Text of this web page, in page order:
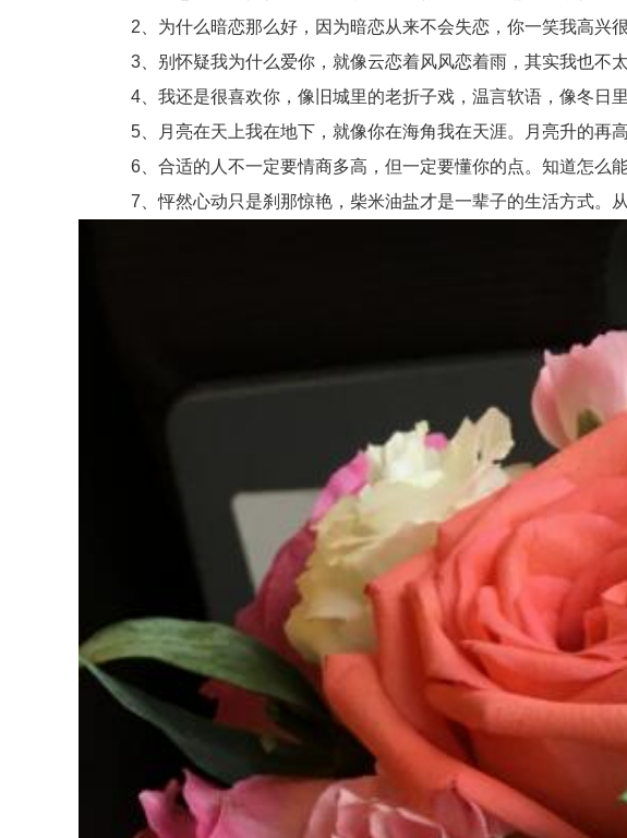
2、为什么暗恋那么好，因为暗恋从来不会失恋，你一笑我高兴很
3、别怀疑我为什么爱你，就像云恋着风风恋着雨，其实我也不太
4、我还是很喜欢你，像旧城里的老折子戏，温言软语，像冬日里
5、月亮在天上我在地下，就像你在海角我在天涯。月亮升的再高
6、合适的人不一定要情商多高，但一定要懂你的点。知道怎么能
7、怦然心动只是刹那惊艳，柴米油盐才是一辈子的生活方式。从